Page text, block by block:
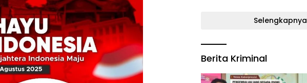
Selengkapnya
Berita Kriminal